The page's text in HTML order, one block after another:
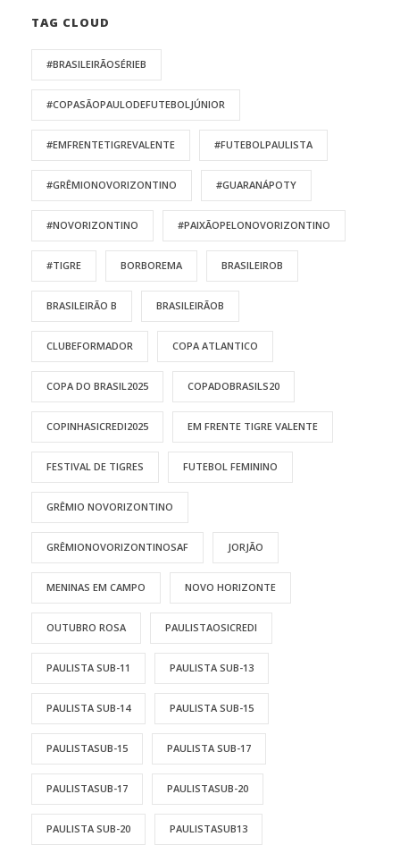
TAG CLOUD
#BRASILEIRÃOSÉRIEB
#COPASÃOPAULODEFUTEBOLJÚNIOR
#EMFRENTETIGREVALENTE #FUTEBOLPAULISTA
#GRÊMIONOVORIZONTINO #GUARANÁPOTY
#NOVORIZONTINO #PAIXÃOPELONOVORIZONTINO
#TIGRE BORBOREMA BRASILEIROB
BRASILEIRÃO B BRASILEIRÃOB
CLUBEFORMADOR COPA ATLANTICO
COPA DO BRASIL2025 COPADOBRASILS20
COPINHASICREDI2025 EM FRENTE TIGRE VALENTE
FESTIVAL DE TIGRES FUTEBOL FEMININO
GRÊMIO NOVORIZONTINO
GRÊMIONOVORIZONTINOSAF JORJÃO
MENINAS EM CAMPO NOVO HORIZONTE
OUTUBRO ROSA PAULISTAOSICREDI
PAULISTA SUB-11 PAULISTA SUB-13
PAULISTA SUB-14 PAULISTA SUB-15
PAULISTASUB-15 PAULISTA SUB-17
PAULISTASUB-17 PAULISTASUB-20
PAULISTA SUB-20 PAULISTASUB13